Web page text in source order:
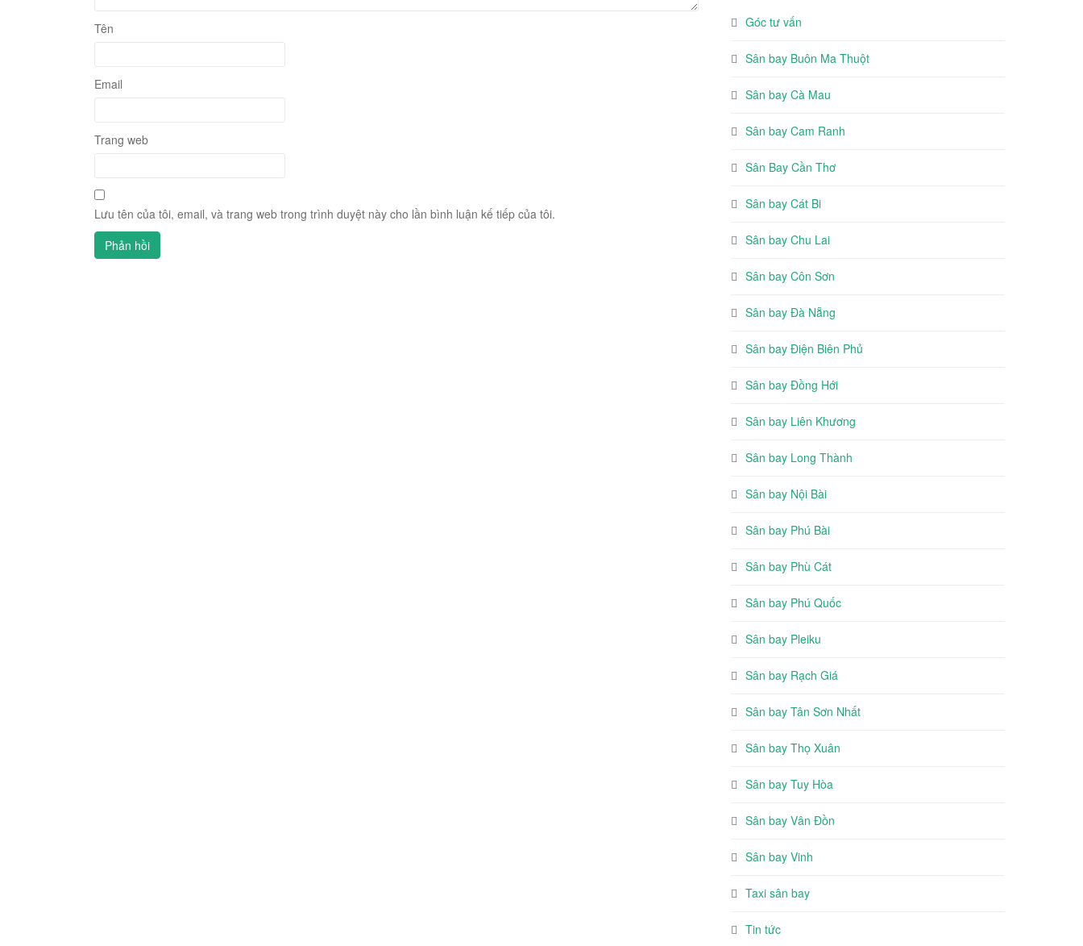
Tên
Email
Trang web
Lưu tên của tôi, email, và trang web trong trình duyệt này cho lần bình luận kế tiếp của tôi.
Góc tư vấn
Sân bay Buôn Ma Thuột
Sân bay Cà Mau
Sân bay Cam Ranh
Sân Bay Cần Thơ
Sân bay Cát Bi
Sân bay Chu Lai
Sân bay Côn Sơn
Sân bay Đà Nẵng
Sân bay Điện Biên Phủ
Sân bay Đồng Hới
Sân bay Liên Khương
Sân bay Long Thành
Sân bay Nội Bài
Sân bay Phú Bài
Sân bay Phù Cát
Sân bay Phú Quốc
Sân bay Pleiku
Sân bay Rạch Giá
Sân bay Tân Sơn Nhất
Sân bay Thọ Xuân
Sân bay Tuy Hòa
Sân bay Vân Đồn
Sân bay Vinh
Taxi sân bay
Tin tức